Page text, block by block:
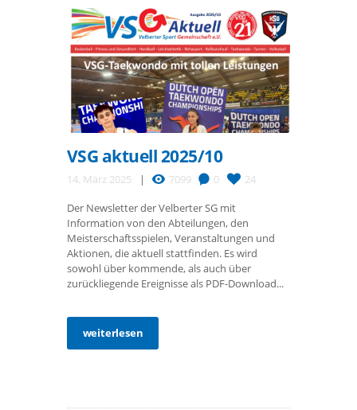
VSG aktuell 2025/10
14. März 2025 7099 0 24
Der Newsletter der Velberter SG mit
Information von den Abteilungen, den
Meisterschaftsspielen, Veranstaltungen und
Aktionen, die aktuell stattfinden. Es wird
sowohl über kommende, als auch über
zurückliegende Ereignisse als PDF-Download...
weiterlesen